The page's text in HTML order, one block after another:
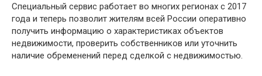
Специальный сервис работает во многих регионах с 2017
года и теперь позволит жителям всей России оперативно
получить информацию о характеристиках объектов
недвижимости, проверить собственников или уточнить
наличие обременений перед сделкой с недвижимостью.